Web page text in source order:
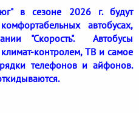
в сезоне 2026 г. будут
автобусах,
"Скорость". Автобусы
контролем, ТВ и самое
телефонов и айфонов.